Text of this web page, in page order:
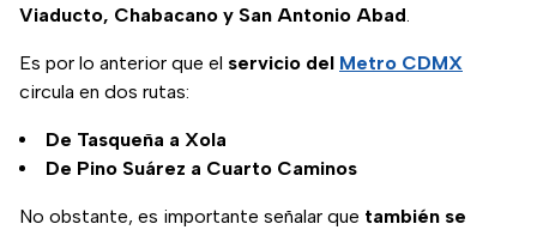
Viaducto, Chabacano y San Antonio Abad.
Es por lo anterior que el servicio del Metro CDMX
circula en dos rutas:
De Tasqueña a Xola
De Pino Suárez a Cuarto Caminos
No obstante, es importante señalar que también se